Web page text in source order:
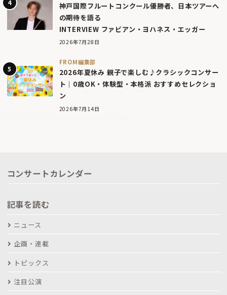
神戸国際フルートコンクール優勝者、日本ツアーへ
の期待を語る
INTERVIEW ファビアン・ヨハネス・エッガー
2026年7月28日
FROM編集部
2026年夏休み 親子で楽しむ♪クラシックコンサー
ト｜0歳OK・体験型・本格派 おすすめセレクショ
ン
2026年7月14日
コンサートカレンダー
記事を読む
ニュース
企画・連載
トピックス
注目公演